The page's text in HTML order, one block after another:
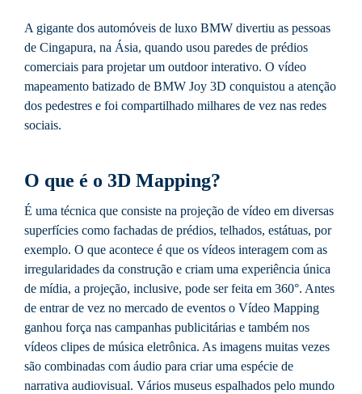
A gigante dos automóveis de luxo BMW divertiu as pessoas
de Cingapura, na Ásia, quando usou paredes de prédios
comerciais para projetar um outdoor interativo. O vídeo
mapeamento batizado de BMW Joy 3D conquistou a atenção
dos pedestres e foi compartilhado milhares de vez nas redes
sociais.
O que é o 3D Mapping?
É uma técnica que consiste na projeção de vídeo em diversas
superfícies como fachadas de prédios, telhados, estátuas, por
exemplo. O que acontece é que os vídeos interagem com as
irregularidades da construção e criam uma experiência única
de mídia, a projeção, inclusive, pode ser feita em 360°. Antes
de entrar de vez no mercado de eventos o Vídeo Mapping
ganhou força nas campanhas publicitárias e também nos
vídeos clipes de música eletrônica. As imagens muitas vezes
são combinadas com áudio para criar uma espécie de
narrativa audiovisual. Vários museus espalhados pelo mundo